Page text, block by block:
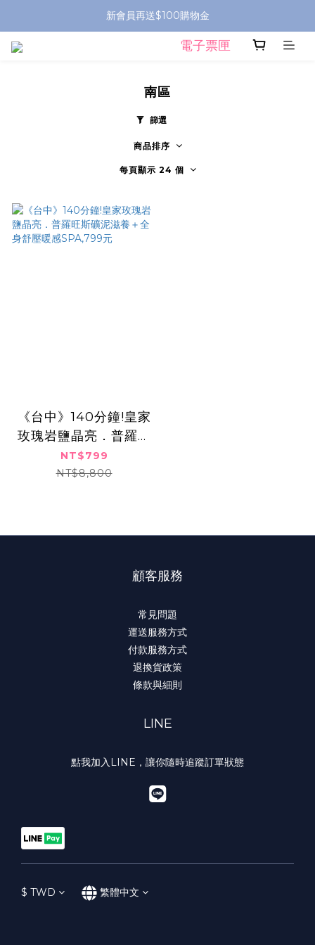
新會員再送$100購物金
電子票匣
南區
篩選
商品排序
每頁顯示 24 個
​《台中》140分鐘!皇家
玫瑰岩鹽晶亮．普羅旺
斯礦泥滋養＋全身舒壓
暖感SPA​,799元
NT$799
NT$8,800
顧客服務
常見問題
運送服務方式
付款服務方式
退換貨政策
條款與細則
LINE
點我加入LINE，讓你隨時追蹤訂單狀態
$ TWD 繁體中文